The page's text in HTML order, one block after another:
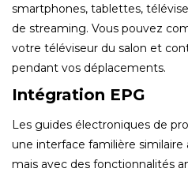
smartphones, tablettes,
de streaming. Vous pouvez
votre téléviseur du salon et
pendant vos déplacements.
Intégration EPG
Les guides électroniques de
une interface familière similaire
mais avec des fonctionnalités